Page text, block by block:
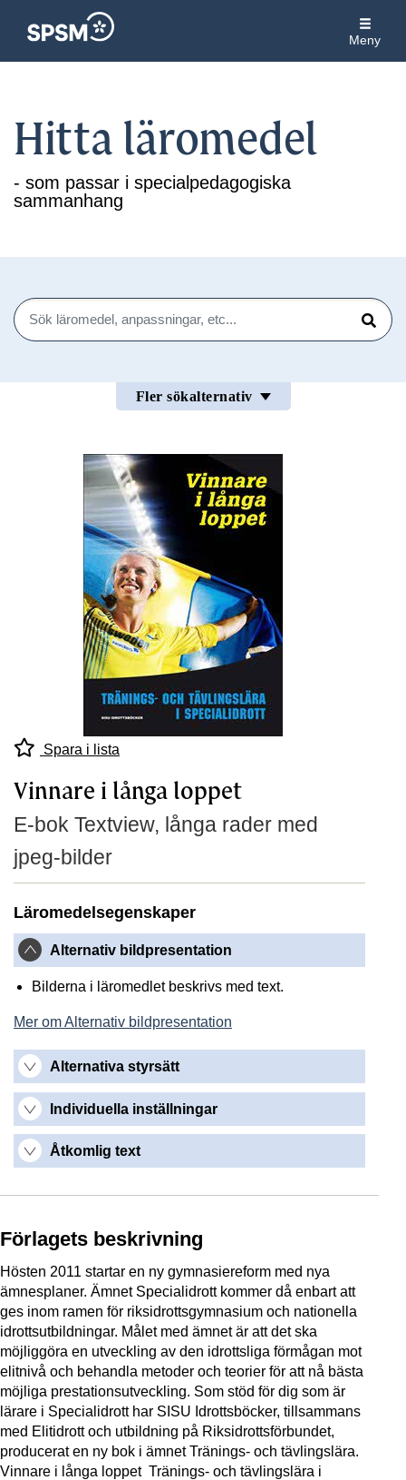
Meny
Hitta läromedel
- som passar i specialpedagogiska
sammanhang
Sök
Sök
Fler sökalternativ
Spara i lista
Vinnare i långa loppet
E-bok Textview, långa rader med
jpeg-bilder
Läromedelsegenskaper
Alternativ bildpresentation
Bilderna i läromedlet beskrivs med text.
Mer om Alternativ bildpresentation
Alternativa styrsätt
Individuella inställningar
Åtkomlig text
Förlagets beskrivning
Hösten 2011 startar en ny gymnasiereform med nya
ämnesplaner. Ämnet Specialidrott kommer då enbart att
ges inom ramen för riksidrottsgymnasium och nationella
idrottsutbildningar. Målet med ämnet är att det ska
möjliggöra en utveckling av den idrottsliga förmågan mot
elitnivå och behandla metoder och teorier för att nå bästa
möjliga prestationsutveckling. Som stöd för dig som är
lärare i Specialidrott har SISU Idrottsböcker, tillsammans
med Elitidrott och utbildning på Riksidrottsförbundet,
producerat en ny bok i ämnet Tränings- och tävlingslära.
Vinnare i långa loppet  Tränings- och tävlingslära i